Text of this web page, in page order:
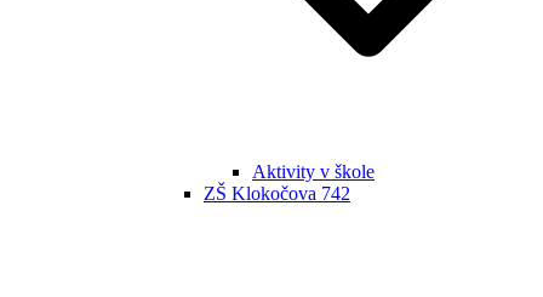
Aktivity v škole
ZŠ Klokočova 742